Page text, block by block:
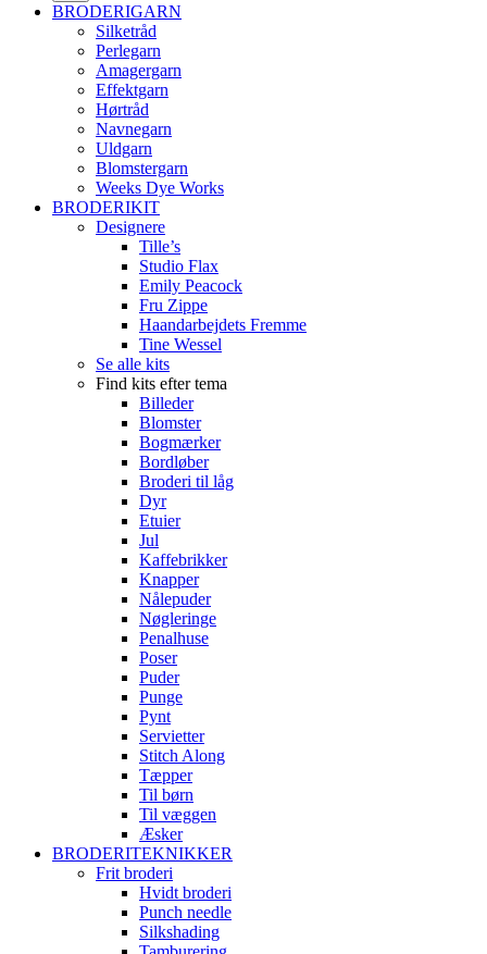
BRODERIGARN
Silketråd
Perlegarn
Amagergarn
Effektgarn
Hørtråd
Navnegarn
Uldgarn
Blomstergarn
Weeks Dye Works
BRODERIKIT
Designere
Tille’s
Studio Flax
Emily Peacock
Fru Zippe
Haandarbejdets Fremme
Tine Wessel
Se alle kits
Find kits efter tema
Billeder
Blomster
Bogmærker
Bordløber
Broderi til låg
Dyr
Etuier
Jul
Kaffebrikker
Knapper
Nålepuder
Nøgleringe
Penalhuse
Poser
Puder
Punge
Pynt
Servietter
Stitch Along
Tæpper
Til børn
Til væggen
Æsker
BRODERITEKNIKKER
Frit broderi
Hvidt broderi
Punch needle
Silkshading